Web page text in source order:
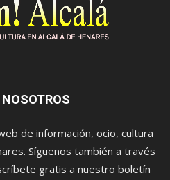
NOSOTROS
de información, ocio, cultura
Síguenos también a través
gratis a nuestro boletín